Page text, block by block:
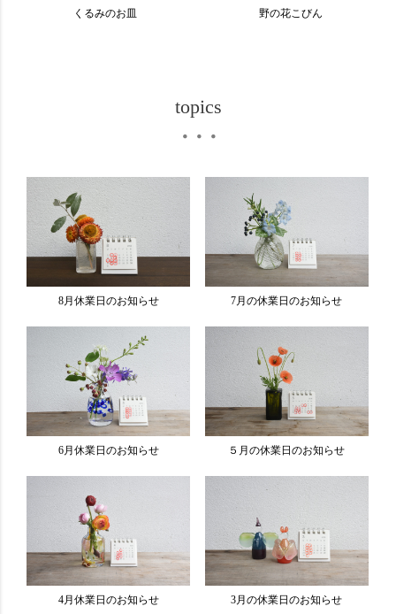
くるみのお皿 野の花こびん
topics
・・・